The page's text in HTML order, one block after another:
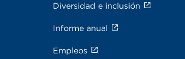
Diversidad e inclusión
Informe anual
Empleos